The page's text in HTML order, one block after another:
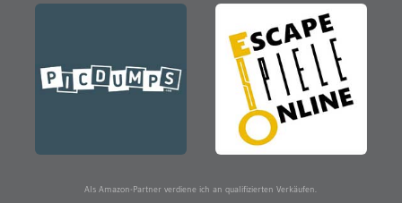
Als Amazon-Partner verdiene ich an qualifizierten Verkäufen.